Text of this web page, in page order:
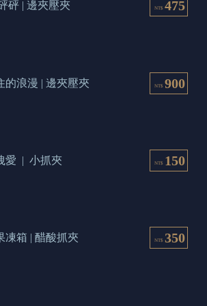
NT$ 475
砰 | 邊夾壓夾
NT$ 900
的浪漫 | 邊夾壓夾
NT$ 150
愛  |  小抓夾
NT$ 350
凍箱 | 醋酸抓夾